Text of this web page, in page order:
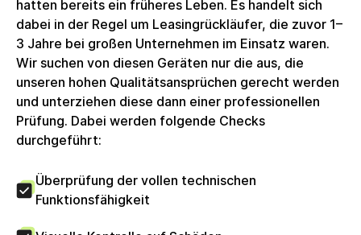
ausgewiesener Umsatzsteuer erstellt, welche
Unternehmenskunden zum Vorsteuerabzug
berechtigt. Die circulee GmbH nutzt keine
Differenzbesteuerung.
hatten bereits ein früheres Leben. Es handelt sich
dabei in der Regel um Leasingrückläufer, die zuvor 1–
3 Jahre bei großen Unternehmen im Einsatz waren.
Wir suchen von diesen Geräten nur die aus, die
unseren hohen Qualitätsansprüchen gerecht werden
und unterziehen diese dann einer professionellen
Prüfung. Dabei werden folgende Checks
durchgeführt:
Überprüfung der vollen technischen
Funktionsfähigkeit